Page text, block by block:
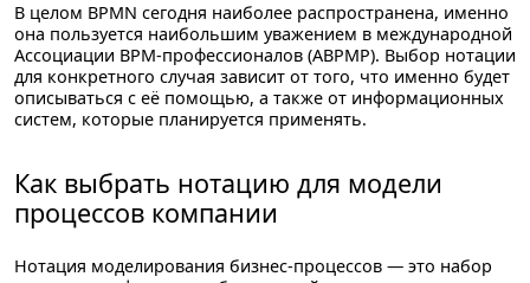
В целом BPMN сегодня наиболее распространена, именно
она пользуется наибольшим уважением в международной
Ассоциации BPM-профессионалов (ABPMP). Выбор нотации
для конкретного случая зависит от того, что именно будет
описываться с её помощью, а также от информационных
систем, которые планируется применять.
Как выбрать нотацию для модели
процессов компании
Нотация моделирования бизнес-процессов — это набор